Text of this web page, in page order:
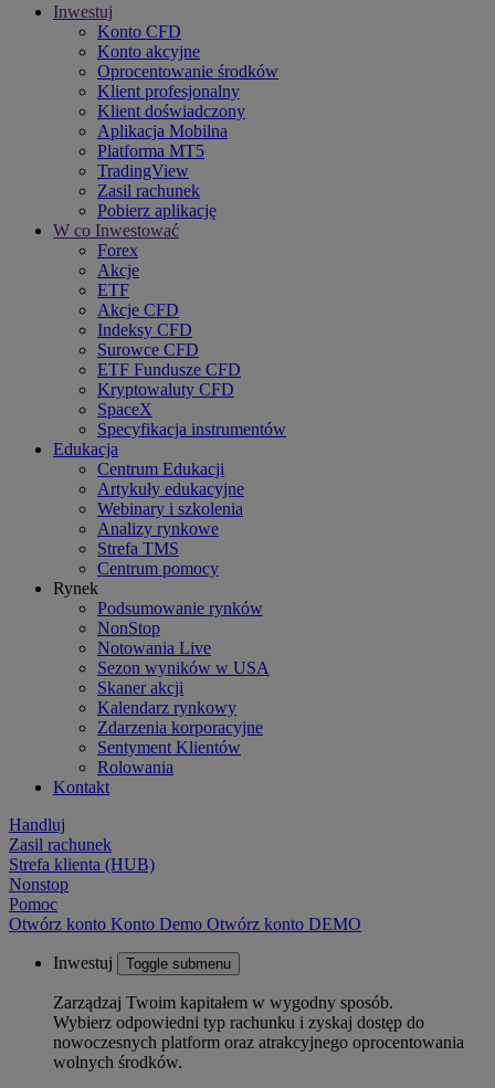
Inwestuj
Konto CFD
Konto akcyjne
Oprocentowanie środków
Klient profesjonalny
Klient doświadczony
Aplikacja Mobilna
Platforma MT5
TradingView
Zasil rachunek
Pobierz aplikację
W co Inwestować
Forex
Akcje
ETF
Akcje CFD
Indeksy CFD
Surowce CFD
ETF Fundusze CFD
Kryptowaluty CFD
SpaceX
Specyfikacja instrumentów
Edukacja
Centrum Edukacji
Artykuły edukacyjne
Webinary i szkolenia
Analizy rynkowe
Strefa TMS
Centrum pomocy
Rynek
Podsumowanie rynków
NonStop
Notowania Live
Sezon wyników w USA
Skaner akcji
Kalendarz rynkowy
Zdarzenia korporacyjne
Sentyment Klientów
Rolowania
Kontakt
Handluj
Zasil rachunek
Strefa klienta (HUB)
Nonstop
Pomoc
Otwórz konto Konto Demo Otwórz konto DEMO
Inwestuj Toggle submenu
Zarządzaj Twoim kapitałem w wygodny sposób.
Wybierz odpowiedni typ rachunku i zyskaj dostęp do
nowoczesnych platform oraz atrakcyjnego oprocentowania
wolnych środków.